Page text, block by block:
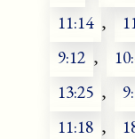
11:14 ,
9:12 ,
13:25 ,
11:18 ,